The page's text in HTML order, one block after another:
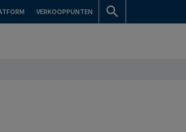
VERKOOPPUNTEN